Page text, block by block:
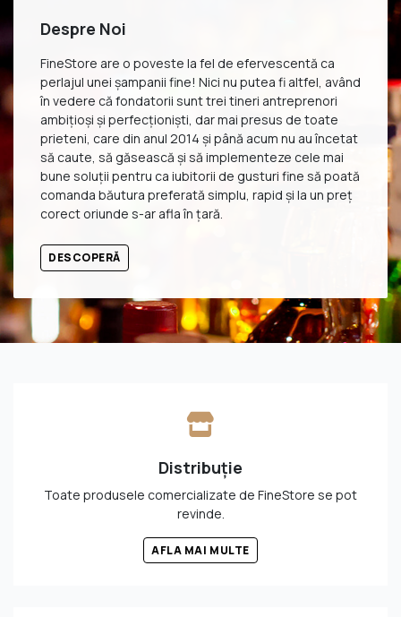
Despre Noi
FineStore are o poveste la fel de efervescentă ca
perlajul unei șampanii fine! Nici nu putea fi altfel, având
în vedere că fondatorii sunt trei tineri antreprenori
ambițioși și perfecționiști, dar mai presus de toate
prieteni, care din anul 2014 și până acum nu au încetat
să caute, să găsească și să implementeze cele mai
bune soluții pentru ca iubitorii de gusturi fine să poată
comanda băutura preferată simplu, rapid și la un preț
corect oriunde s-ar afla în țară.
DESCOPERĂ
Distribuție
Toate produsele comercializate de FineStore se pot
revinde.
AFLA MAI MULTE